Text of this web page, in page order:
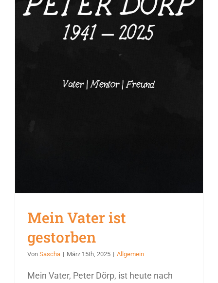
Mein Vater ist
gestorben
Von Sascha | März 15th, 2025 | Allgemein
Mein Vater, Peter Dörp, ist heute nach